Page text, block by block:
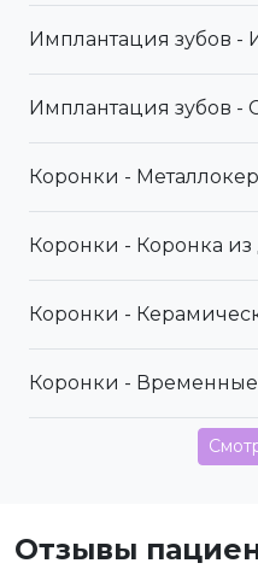
Имплантация зубов -
Имплантация зубов -
Коронки -
Коронки - Коронка
Коронки -
Коронки -
Отзывы